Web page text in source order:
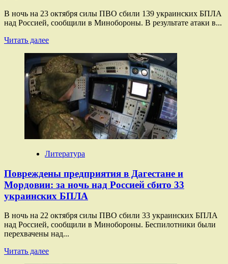
В ночь на 23 октября силы ПВО сбили 139 украинских БПЛА
над Россией, сообщили в Минобороны. В результате атаки в...
Читать далееПрочитать
о
«Варварская
атака
ВСУ
против
мирных
жителей»:
за
ночь
над
Россией
сбито
украинских
БПЛА
Литература
Повреждены предприятия в Дагестане и
Мордовии: за ночь над Россией сбито 33
украинских БПЛА
В ночь на 22 октября силы ПВО сбили 33 украинских БПЛА
над Россией, сообщили в Минобороны. Беспилотники были
перехвачены над...
Читать далееПрочитать